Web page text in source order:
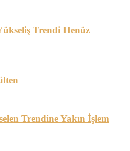
Trendi Henüz
Trendine Yakın İşlem